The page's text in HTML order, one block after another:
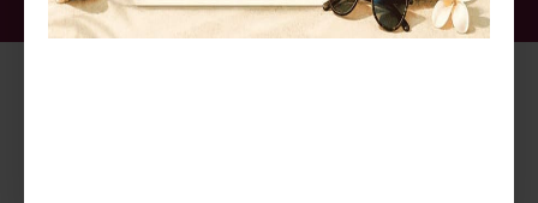
Έχω διαβάσει και αποδέχομαι τους Πολιτική απορρήτου